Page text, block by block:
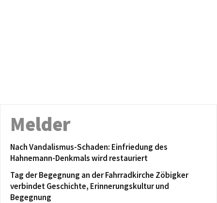
Melder
Nach Vandalismus-Schaden: Einfriedung des
Hahnemann-Denkmals wird restauriert
Tag der Begegnung an der Fahrradkirche Zöbigker
verbindet Geschichte, Erinnerungskultur und
Begegnung